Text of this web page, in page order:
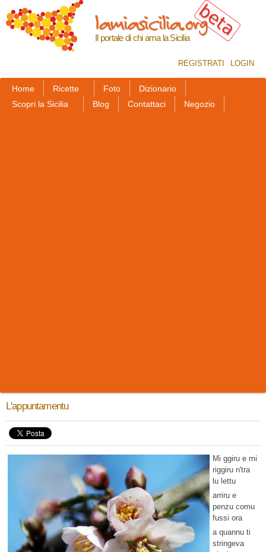
contenuto
principale
lamiasicilia.org
Il portale di chi ama la Sicilia
REGISTRATI LOGIN
Home Ricette Foto
Dizionario
Scopri la Sicilia
Blog Contattaci Negozio
L'appuntamentu
Mi ggiru e mi
riggiru n'tra
lu lettu
arriru e
penzu comu
fussi ora
a quannu ti
stringeva